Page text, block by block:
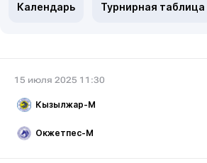
Календарь Турнирная таблица
15 июля 2025 11:30
Кызылжар-М
Окжетпес-М